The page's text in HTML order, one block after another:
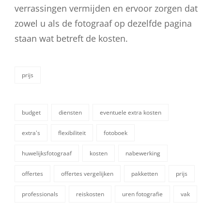
verrassingen vermijden en ervoor zorgen dat
zowel u als de fotograaf op dezelfde pagina
staan wat betreft de kosten.
categorieën
prijs
budget diensten eventuele extra kosten
extra's flexibiliteit fotoboek
huwelijksfotograaf kosten nabewerking
offertes offertes vergelijken pakketten prijs
professionals reiskosten uren fotografie vak